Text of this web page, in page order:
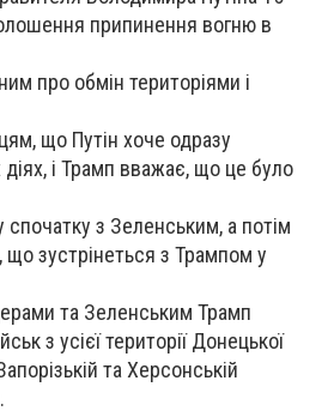
припинення вогню в
про обмін територіями і
що Путін хоче одразу
і Трамп вважає, що це було
спочатку з Зеленським, а потім
зустрінеться з Трампом у
та Зеленським Трамп
з усієї території Донецької
та Херсонській